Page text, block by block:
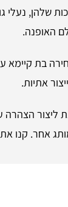
שלהן,
האופנה.
בת
אתיות.
ליצור
אחר. קנו